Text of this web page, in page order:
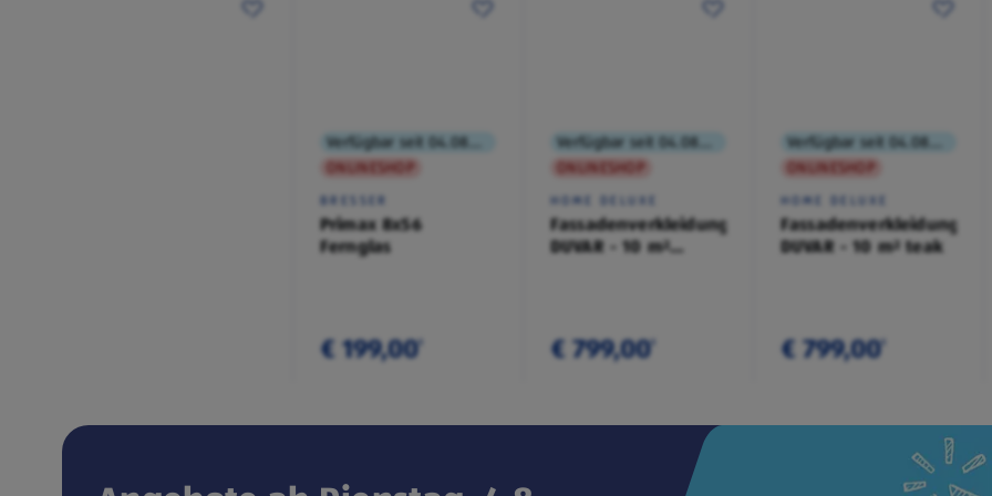
ONLINESHOP
BRESSER
Primax 8x56
Fernglas
€ 199,00¹
ONLINESHOP
HOME DELUXE
Fassadenverkleidung
DUVAR - 10 m²
€ 799,00¹
ONLINESHOP
HOME DELUXE
Fassadenverkleidung
DUVAR - 10 m² teak
€ 799,00¹